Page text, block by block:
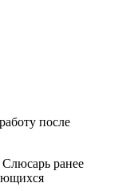
после
ранее